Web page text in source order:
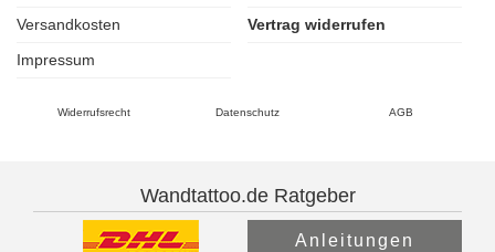
Versandkosten
Vertrag widerrufen
Impressum
Widerrufsrecht Datenschutz AGB
Wandtattoo.de Ratgeber
Anleitungen